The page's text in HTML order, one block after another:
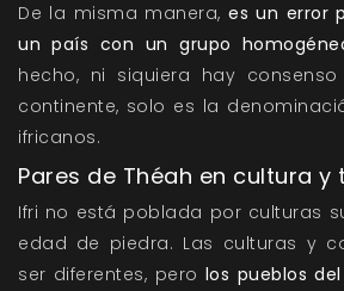
De la misma manera, es un error
un país con un grupo
hecho, ni siquiera hay
continente, solo es la
ifricanos.
Pares de Théah en cultura
Ifri no está poblada por culturas
edad de piedra. Las culturas y
ser diferentes, pero los pueblos